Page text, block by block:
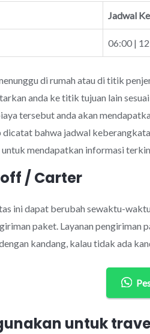
Jadwal
06:00 |
di rumah atau di titik
anda ke titik tujuan lain
tersebut anda akan
dicatat bahwa jadwal
mendapatkan informasi
/ Carter
ini dapat berubah sewaktu-
paket. Layanan pengiriman
kandang, kalau tidak ada
untuk